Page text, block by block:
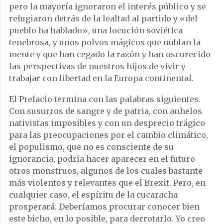
pero la mayoría ignoraron el interés público y se
refugiaron detrás de la lealtad al partido y «del
pueblo ha hablado», una locución soviética
tenebrosa, y unos polvos mágicos que nublan la
mente y que han cegado la razón y han oscurecido
las perspectivas de nuestros hijos de vivir y
trabajar con libertad en la Europa continental.
El Prefacio termina con las palabras siguientes.
Con susurros de sangre y de patria, con anhelos
nativistas imposibles y con un desprecio trágico
para las preocupaciones por el cambio climático,
el populismo, que no es consciente de su
ignorancia, podría hacer aparecer en el futuro
otros monstruos, algunos de los cuales bastante
más violentos y relevantes que el Brexit. Pero, en
cualquier caso, el espíritu de la cucaracha
prosperará. Deberíamos procurar conocer bien
este bicho, en lo posible, para derrotarlo. Yo creo